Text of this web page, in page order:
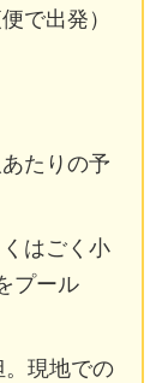
で出発）
たりの予
はごく小
プール
現地での